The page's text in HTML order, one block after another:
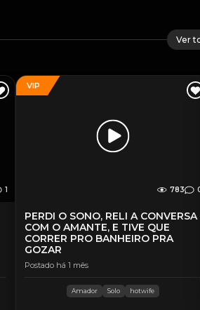
Ver
1
VIP
783
PERDI O SONO, RELI A CONVERSA
COM O AMANTE, E TIVE QUE
CORRER PRO BANHEIRO PRA
GOZAR
Postado há 1 mês
Amador Solo hotwife